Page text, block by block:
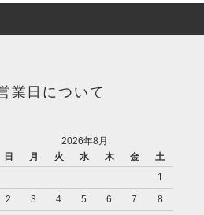
業日について
2026年8月
日
月 火 水 木 金
土
1
2
3 4 5 6 7 8